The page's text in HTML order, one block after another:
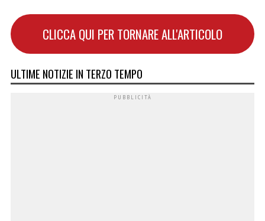
CLICCA QUI PER TORNARE ALL'ARTICOLO
ULTIME NOTIZIE IN TERZO TEMPO